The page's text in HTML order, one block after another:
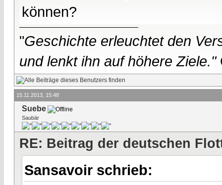
können?
"Geschichte erleuchtet den
und lenkt ihn auf höhere Ziele."
15.11.2013, 15:48
Suebe
Saubär
RE: Beitrag der deutschen
Sansavoir schrieb: